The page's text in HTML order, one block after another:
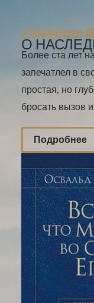
Узнайте
О
Более ста лет
запечатлел в
простая, но
бросать вызов
Подробнее